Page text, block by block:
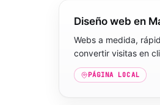
Diseño web en
Webs a medida,
convertir visitas en
PÁGINA LOCAL